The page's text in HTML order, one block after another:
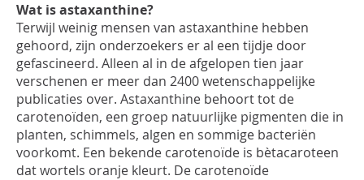
Wat isastaxanthine?
Terwijl weinig mensen van astaxanthine hebben
gehoord, zijn onderzoekers er al een tijdje door
gefascineerd. Alleen al in de afgelopen tien jaar
verschenen er meer dan 2400 wetenschappelijke
publicaties over. Astaxanthine behoort tot de
carotenoïden, een groep natuurlijke pigmenten die in
planten, schimmels, algen en sommige bacteriën
voorkomt. Een bekende carotenoïde is bètacaroteen
dat wortels oranje kleurt. De carotenoïde